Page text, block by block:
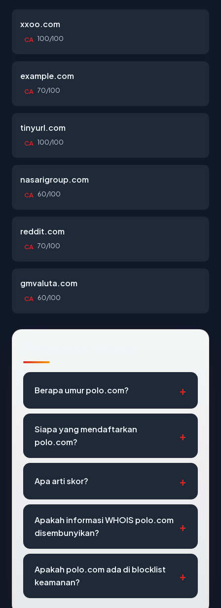
xxoo.com
CA 100/100
example.com
CA 70/100
tinyurl.com
CA 100/100
nasarigroup.com
CA 60/100
reddit.com
CA 70/100
gmvaluta.com
CA 60/100
Berapa umur polo.com?
Siapa yang mendaftarkan
polo.com?
Apa arti skor?
Apakah informasi WHOIS polo.com
disembunyikan?
Apakah polo.com ada di blocklist
keamanan?